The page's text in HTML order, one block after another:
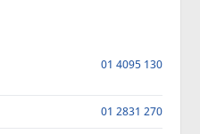
01 4095 130
01 2831 270